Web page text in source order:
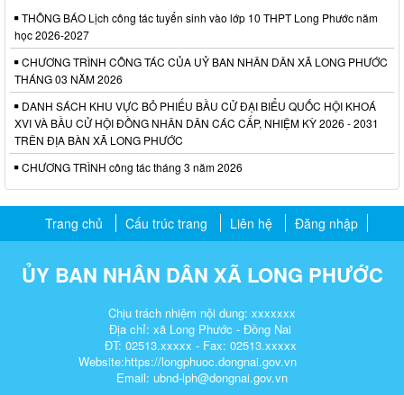
THÔNG BÁO Lịch công tác tuyển sinh vào lớp 10 THPT Long Phước năm
học 2026-2027
CHƯƠNG TRÌNH CÔNG TÁC CỦA UỶ BAN NHÂN DÂN XÃ LONG PHƯỚC
THÁNG 03 NĂM 2026
DANH SÁCH KHU VỰC BỎ PHIẾU BẦU CỬ ĐẠI BIỂU QUỐC HỘI KHOÁ
XVI VÀ BẦU CỬ HỘI ĐỒNG NHÂN DÂN CÁC CẤP, NHIỆM KỲ 2026 - 2031
TRÊN ĐỊA BÀN XÃ LONG PHƯỚC
CHƯƠNG TRÌNH công tác tháng 3 năm 2026
Trang chủ Cấu trúc trang Liên hệ Đăng nhập
ỦY BAN NHÂN DÂN XÃ LONG PHƯỚC
Chịu trách nhiệm nội dung: xxxxxxx
Địa chỉ: xã Long Phước - Đồng Nai
ĐT: 02513.xxxxx - Fax: 02513.xxxxx
Website:https://longphuoc.dongnai.gov.vn
Email: ubnd-lph@dongnai.gov.vn​